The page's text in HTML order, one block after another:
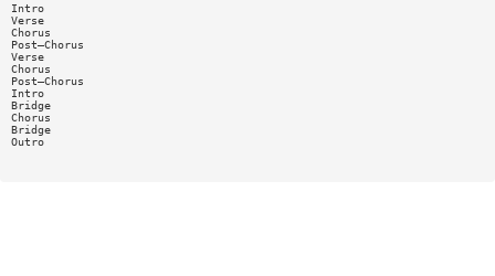
Intro
Verse
Chorus
Post—Chorus
Verse
Chorus
Post—Chorus
Intro
Bridge
Chorus
Bridge
Outro